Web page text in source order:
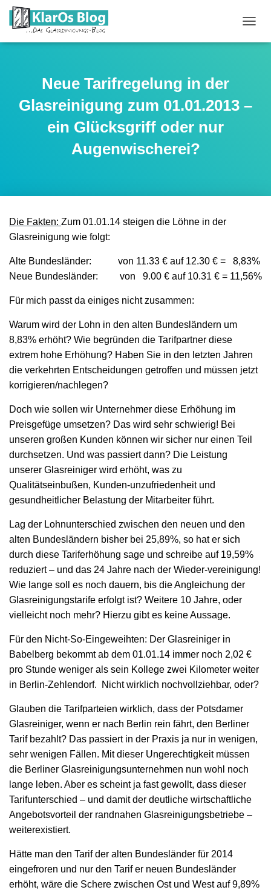
A
Neue Tarifregelung in der
Glasreinigung zum 01.01.2013 –
ein Glücksgriff oder nur
Augenwischerei?
Die Fakten: Zum 01.01.14 steigen die Löhne in der
Glasreinigung wie folgt:
Alte Bundesländer: von 11.33 € auf 12.30 € =
8,83%
Neue Bundesländer:
von 9.00 € auf 10.31 € = 11,56%
Für mich passt da einiges nicht zusammen:
Warum wird der Lohn in den alten Bundesländern um
8,83% erhöht? Wie begründen die Tarifpartner diese
extrem hohe Erhöhung? Haben Sie in den letzten Jahren
die verkehrten Entscheidungen getroffen und müssen jetzt
korrigieren/nachlegen?
Doch wie sollen wir Unternehmer diese Erhöhung im
Preisgefüge umsetzen? Das wird sehr schwierig! Bei
unseren großen Kunden können wir sicher nur einen Teil
durchsetzen. Und was passiert dann? Die Leistung
unserer Glasreiniger wird erhöht, was zu
Qualitätseinbußen, Kunden-unzufriedenheit und
gesundheitlicher Belastung der Mitarbeiter führt.
Lag der Lohnunterschied zwischen den neuen und den
alten Bundesländern bisher bei 25,89%, so hat er sich
durch diese Tariferhöhung sage und schreibe auf 19,59%
reduziert – und das 24 Jahre nach der Wieder-vereinigung!
Wie lange soll es noch dauern, bis die Angleichung der
Glasreinigungstarife erfolgt ist? Weitere 10 Jahre, oder
vielleicht noch mehr? Hierzu gibt es keine Aussage.
Für den Nicht-So-Eingeweihten: Der Glasreiniger in
Babelberg bekommt ab dem 01.01.14 immer noch 2,02 €
pro Stunde weniger als sein Kollege zwei Kilometer weiter
in Berlin-Zehlendorf.
Nicht wirklich nochvollziehbar, oder?
Glauben die Tarifparteien wirklich, dass der Potsdamer
Glasreiniger, wenn er nach Berlin rein fährt, den Berliner
Tarif bezahlt? Das passiert in der Praxis ja nur in wenigen,
sehr wenigen Fällen. Mit dieser Ungerechtigkeit müssen
die Berliner Glasreinigungsunternehmen nun wohl noch
lange leben. Aber es scheint ja fast gewollt, dass dieser
Tarifunterschied – und damit der deutliche wirtschaftliche
Angebotsvorteil der randnahen Glasreinigungsbetriebe –
weiterexistiert.
Hätte man den Tarif der alten Bundesländer für 2014
eingefroren und nur den Tarif er neuen Bundesländer
erhöht, wäre die Schere zwischen Ost und West auf 9,89%